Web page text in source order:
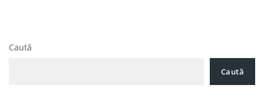
Caută
Caută